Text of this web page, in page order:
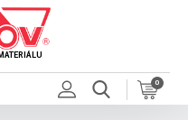
0